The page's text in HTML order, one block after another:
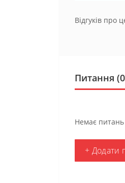
Відгуків про
Питання
Немає
+ Додати